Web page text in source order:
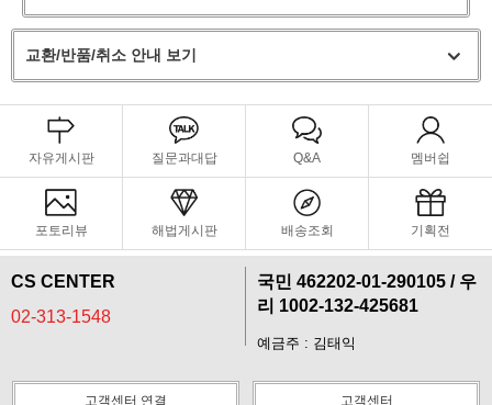
페이코 라이
교환/반품/취소 안내 보기
자유게시판 질문과대답 Q&A 멤버쉽
포토리뷰 해법게시판 배송조회 기획전
CS CENTER
02-313-1548
국민 462202-01-290105 / 우
리 1002-132-425681
예금주 : 김태익
고객센터 연결 고객센터